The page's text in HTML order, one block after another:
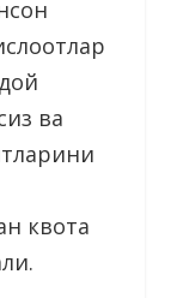
ва
квота